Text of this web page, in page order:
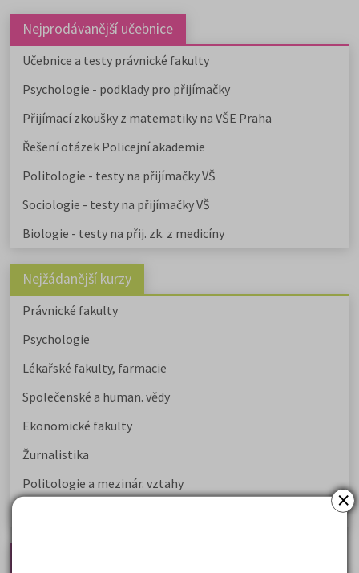
×
Nejprodávanější učebnice
Učebnice a testy právnické fakulty
Psychologie - podklady pro přijímačky
Přijímací zkoušky z matematiky na VŠE Praha
Řešení otázek Policejní akademie
Politologie - testy na přijímačky VŠ
Sociologie - testy na přijímačky VŠ
Biologie - testy na přij. zk. z medicíny
Nejžádanější kurzy
Právnické fakulty
Psychologie
Lékařské fakulty, farmacie
Společenské a human. vědy
Ekonomické fakulty
Žurnalistika
Politologie a mezinár. vztahy